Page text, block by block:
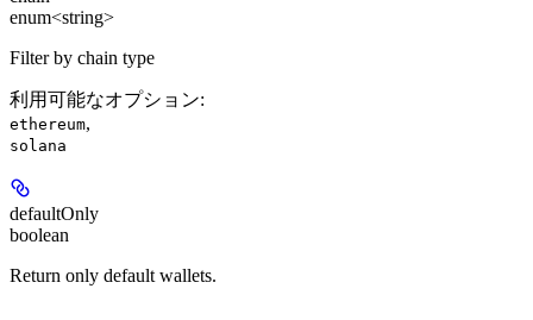
enum<string>
Filter by chain type
利用可能なオプション:
ethereum,
solana
defaultOnly
boolean
Return only default wallets.